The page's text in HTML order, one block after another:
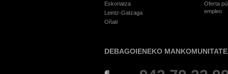
Eskoriatza
Leintz-Gatzaga
Oñati
Oferta
empleo
DEBAGOIENEKO